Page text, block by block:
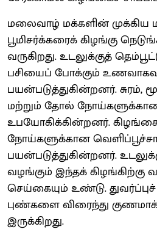
மலைவாழ் மக்களின் முக்கிய
பூமிசர்க்கரைக் கிழங்கு
வருகிறது. உடலுக்குத்
பசியைப் போக்கும்
பயன்படுத்துகின்றனர். சுரம்,
மற்றும் தோல்
உபயோகிக்கின்றனர்.
நோய்களுக்கான
பயன்படுத்துகின்றனர்.
வழங்கும் இந்தக் கிழங்கிற்கு
செய்கையும் உண்டு.
புண்களை விரைந்து
இருக்கிறது.